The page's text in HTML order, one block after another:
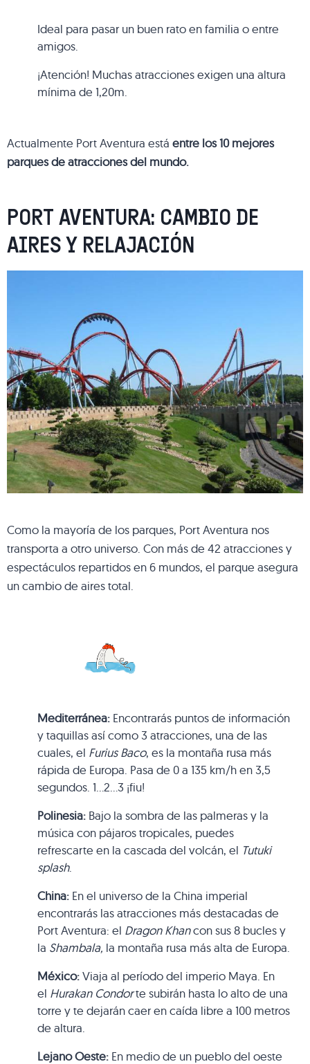
Ideal para pasar un buen rato en familia o entre
amigos.
¡Atención! Muchas atracciones exigen una altura
mínima de 1,20m.
Actualmente Port Aventura está entre los 10 mejores
parques de atracciones del mundo.
PORT AVENTURA: CAMBIO DE
AIRES Y RELAJACIÓN
Como la mayoría de los parques, Port Aventura nos
transporta a otro universo. Con más de 42 atracciones y
espectáculos repartidos en 6 mundos, el parque asegura
un cambio de aires total.
Mediterránea: Encontrarás puntos de información
y taquillas así como 3 atracciones, una de las
cuales, el Furius Baco, es la montaña rusa más
rápida de Europa. Pasa de 0 a 135 km/h en 3,5
segundos. 1…2…3 ¡fiu!
Polinesia: Bajo la sombra de las palmeras y la
música con pájaros tropicales, puedes
refrescarte en la cascada del volcán, el Tutuki
splash.
China: En el universo de la China imperial
encontrarás las atracciones más destacadas de
Port Aventura: el Dragon Khancon sus 8 bucles y
la Shambala, la montaña rusa más alta de Europa.
México:Viaja al período del imperio Maya. En
el Hurakan Condorte subirán hasta lo alto de una
torre y te dejarán caer en caída libre a 100 metros
de altura.
Lejano Oeste: En medio de un pueblo del oeste